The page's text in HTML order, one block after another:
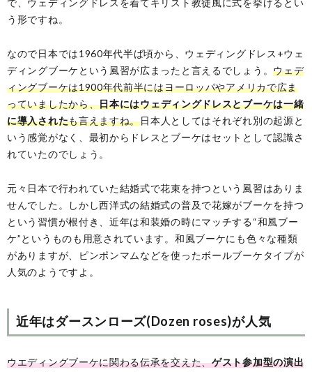
で、ウェディングドレスを着てキリスト教徒風に式を挙げるとい
う形ですね。
なので日本では1960年代半ば頃から、ウェディングドレス+ウェ
ディングブーケという風習が広まったと言えるでしょう。ウェデ
ィングブーケは1900年代前半にはヨーロッパやアメリカで広ま
っていましたから、日本にはウェディングドレスとブーケは一緒
に導入されたも言えますね。日本人としてはそれぞれ別の起源と
いう感覚がなく、最初からドレスとブーケはセットとして認識さ
れていたのでしょう。
元々日本で行われていた結婚式で花束を持つという風習はありま
せんでした。しかし西洋式の結婚式の普及で花嫁がブーケを持つ
という習慣が根付き、近年は和装婚の時にマッチする“和風ブー
ケ”というものも用意されています。和風ブーケにも色々な種類
がありますが、ピンポンマムなどを使ったボールブーケタイプが
人気のようですよ。
近年はダースンローズ(Dozen roses)が人気
ウエディングブーケに関わる伝承を交えた、ゲスト参加型の演出